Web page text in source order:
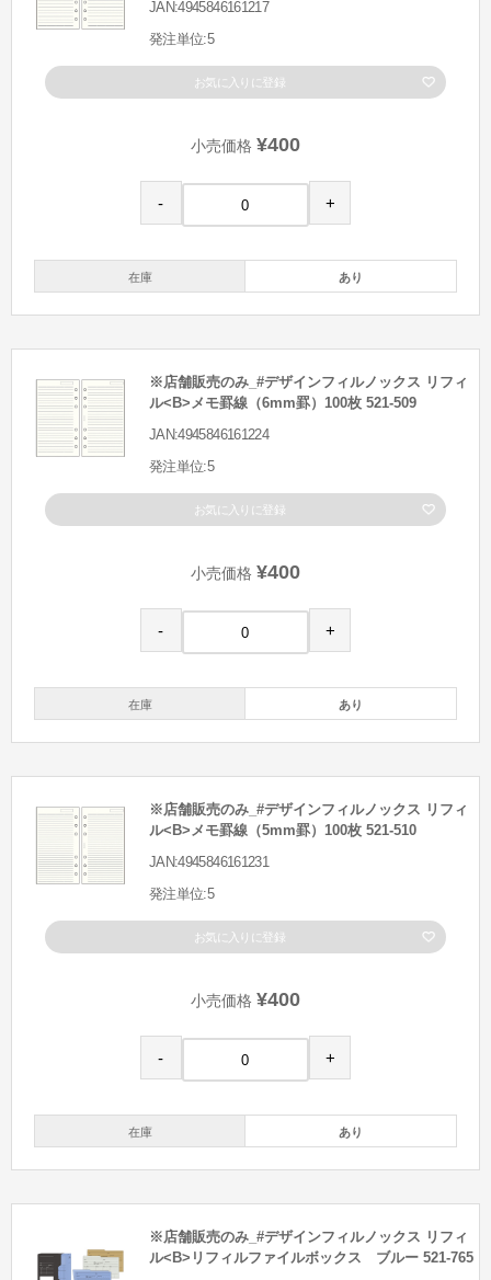
JAN:4945846161217
発注単位:5
お気に入りに登録
小売価格 ¥400
- +
在庫 あり
※店舗販売のみ_#デザインフィルノックス リフィ
ル<B>メモ罫線（6mm罫）100枚 521-509
JAN:4945846161224
発注単位:5
お気に入りに登録
小売価格 ¥400
- +
在庫 あり
※店舗販売のみ_#デザインフィルノックス リフィ
ル<B>メモ罫線（5mm罫）100枚 521-510
JAN:4945846161231
発注単位:5
お気に入りに登録
小売価格 ¥400
- +
在庫 あり
※店舗販売のみ_#デザインフィルノックス リフィ
ル<B>リフィルファイルボックス ブルー 521-765